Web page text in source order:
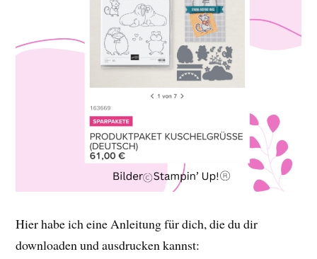
Hier habe ich eine Anleitung für dich, die du dir
downloaden und ausdrucken kannst: